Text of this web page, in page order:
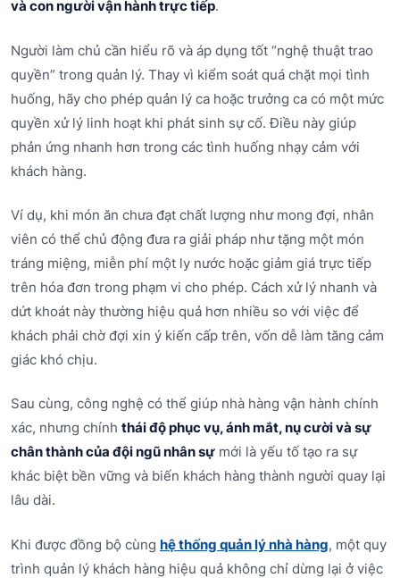
và con người vận hành trực tiếp.
Người làm chủ cần hiểu rõ và áp dụng tốt “nghệ thuật trao
quyền” trong quản lý. Thay vì kiểm soát quá chặt mọi tình
huống, hãy cho phép quản lý ca hoặc trưởng ca có một mức
quyền xử lý linh hoạt khi phát sinh sự cố. Điều này giúp
phản ứng nhanh hơn trong các tình huống nhạy cảm với
khách hàng.
Ví dụ, khi món ăn chưa đạt chất lượng như mong đợi, nhân
viên có thể chủ động đưa ra giải pháp như tặng một món
tráng miệng, miễn phí một ly nước hoặc giảm giá trực tiếp
trên hóa đơn trong phạm vi cho phép. Cách xử lý nhanh và
dứt khoát này thường hiệu quả hơn nhiều so với việc để
khách phải chờ đợi xin ý kiến cấp trên, vốn dễ làm tăng cảm
giác khó chịu.
Sau cùng, công nghệ có thể giúp nhà hàng vận hành chính
xác, nhưng chính thái độ phục vụ, ánh mắt, nụ cười và sự
chân thành của đội ngũ nhân sự mới là yếu tố tạo ra sự
khác biệt bền vững và biến khách hàng thành người quay lại
lâu dài.
Khi được đồng bộ cùng hệ thống quản lý nhà hàng, một quy
trình quản lý khách hàng hiệu quả không chỉ dừng lại ở việc